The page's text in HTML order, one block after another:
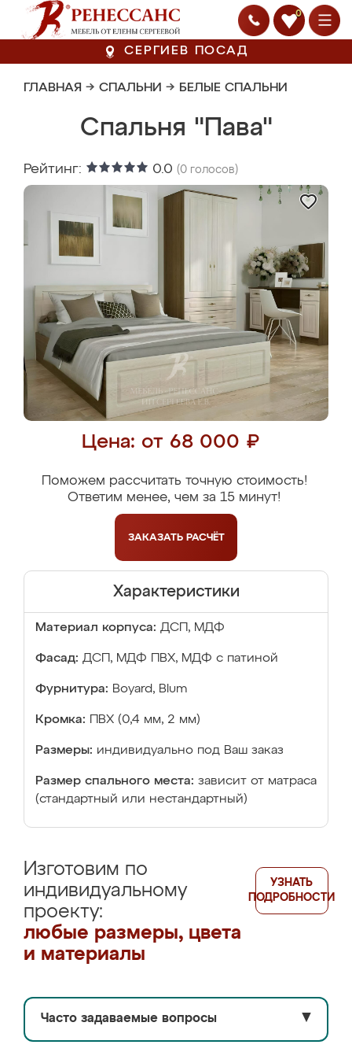
0
СЕРГИЕВ ПОСАД
ГЛАВНАЯ → СПАЛЬНИ → БЕЛЫЕ СПАЛЬНИ
Спальня "Пава"
Рейтинг: 0.0 (0 голосов)
Цена: от 68 000 ₽
Поможем рассчитать точную стоимость!
Ответим менее, чем за 15 минут!
ЗАКАЗАТЬ РАСЧЁТ
Характеристики
Материал корпуса: ДСП, МДФ
Фасад: ДСП, МДФ ПВХ, МДФ с патиной
Фурнитура: Boyard, Blum
Кромка: ПВХ (0,4 мм, 2 мм)
Размеры: индивидуально под Ваш заказ
Размер спального места: зависит от матраса
(стандартный или нестандартный)
Изготовим по
индивидуальному
проекту:
любые размеры, цвета
и материалы
УЗНАТЬ
ПОДРОБНОСТИ
Часто задаваемые вопросы ▼